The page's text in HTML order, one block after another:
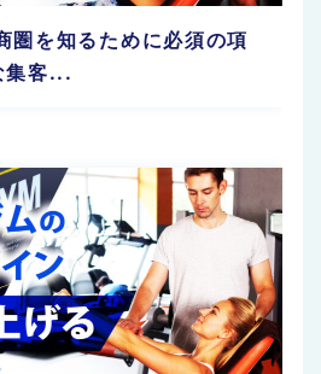
圏を知るために必須の項
客...